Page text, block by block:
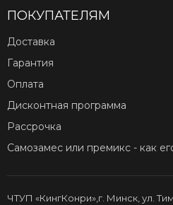
ПОКУПАТЕЛЯМ
Доставка
Гарантия
Оплата
Дисконтная программа
Рассрочка
Самозамес или премикс - как
ЧТУП «КингКонри»,г. Минск, ул.